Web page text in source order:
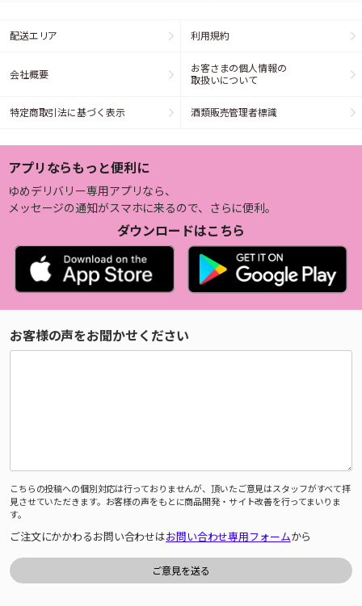
配送エリア 利用規約
会社概要
お客さまの個人情報の
取扱いについて
特定商取引法に基づく表示 酒類販売管理者標識
アプリならもっと便利に
ゆめデリバリー専用アプリなら、
メッセージの通知がスマホに来るので、さらに便利。
ダウンロードはこちら
お客様の声をお聞かせください
こちらの投稿への個別対応は行っておりませんが、頂いたご意見はスタッフがすべて拝
見させていただきます。お客様の声をもとに商品開発・サイト改善を行ってまいりま
す。
ご注文にかかわるお問い合わせはお問い合わせ専用フォームから